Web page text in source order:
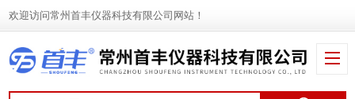
欢迎访问常州首丰仪器科技有限公司网站！